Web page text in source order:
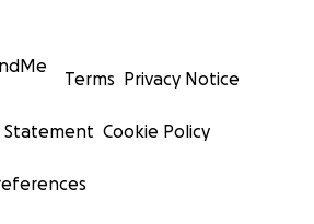
Terms Privacy Notice
Statement Cookie Policy